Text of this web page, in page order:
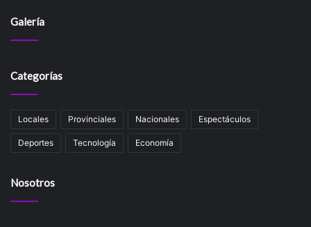
Galería
Categorías
Locales Provinciales Nacionales Espectáculos
Deportes Tecnología Economía
Nosotros